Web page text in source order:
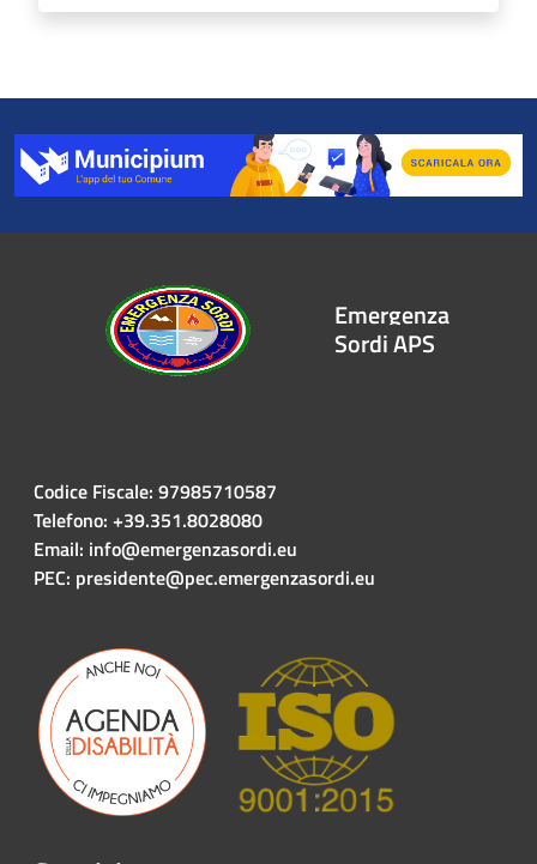
Emergenza
Sordi APS
Codice Fiscale: 97985710587
Telefono: +39.351.8028080
Email: info@emergenzasordi.eu
PEC: presidente@pec.emergenzasordi.eu